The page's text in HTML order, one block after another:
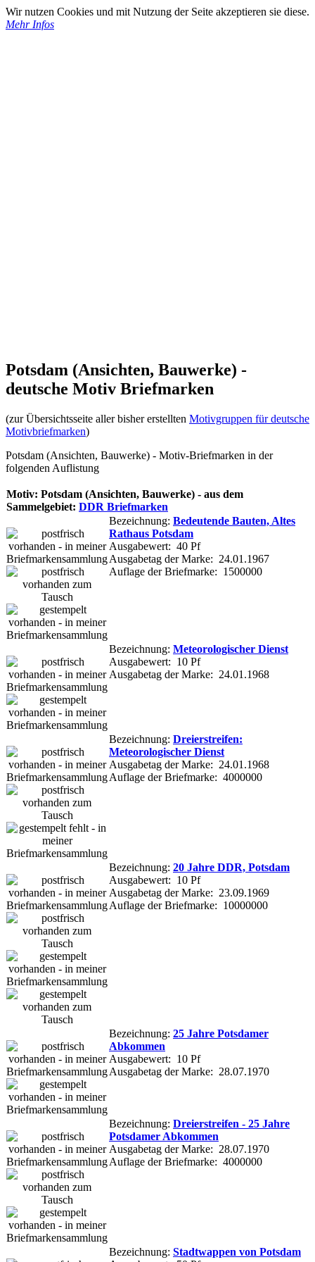
Wir nutzen Cookies und mit Nutzung der Seite akzeptieren sie diese.
Mehr Infos
Potsdam (Ansichten, Bauwerke) -
deutsche Motiv Briefmarken
(zur Übersichtsseite aller bisher erstellten Motivgruppen für deutsche
Motivbriefmarken)
Potsdam (Ansichten, Bauwerke) - Motiv-Briefmarken in der
folgenden Auflistung
Motiv: Potsdam (Ansichten, Bauwerke) - aus dem
Sammelgebiet: DDR Briefmarken
Bezeichnung: Bedeutende Bauten, Altes
Rathaus Potsdam
Ausgabewert: 40 Pf
Ausgabetag der Marke: 24.01.1967
Auflage der Briefmarke: 1500000
Bezeichnung: Meteorologischer Dienst
Ausgabewert: 10 Pf
Ausgabetag der Marke: 24.01.1968
Bezeichnung: Dreierstreifen:
Meteorologischer Dienst
Ausgabetag der Marke: 24.01.1968
Auflage der Briefmarke: 4000000
Bezeichnung: 20 Jahre DDR, Potsdam
Ausgabewert: 10 Pf
Ausgabetag der Marke: 23.09.1969
Auflage der Briefmarke: 10000000
Bezeichnung: 25 Jahre Potsdamer
Abkommen
Ausgabewert: 10 Pf
Ausgabetag der Marke: 28.07.1970
Bezeichnung: Dreierstreifen - 25 Jahre
Potsdamer Abkommen
Ausgabetag der Marke: 28.07.1970
Auflage der Briefmarke: 4000000
Bezeichnung: Stadtwappen von Potsdam